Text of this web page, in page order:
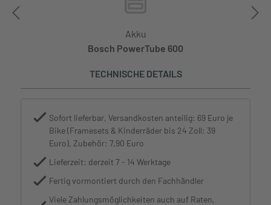
Akku
Bosch PowerTube 600
TECHNISCHE DETAILS
Sofort lieferbar, Versandkosten anteilig: 69 Euro je
Bike (Framesets & Kinderräder bis 24 Zoll: 39
Euro), Zubehör: 7,90 Euro
Lieferzeit: derzeit 7 - 14 Werktage
Fertig vormontiert durch den Fachhändler
Viele Zahlungsmöglichkeiten auch auf Raten,